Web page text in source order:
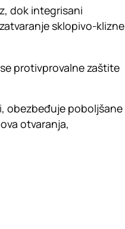
dok integrisani
sklopivo-klizne
protivprovalne zaštite
obezbeđuje poboljšane
otvaranja,